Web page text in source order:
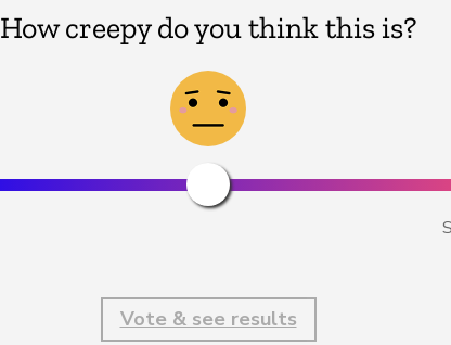
How creepy do you think this is?
Vote & see results